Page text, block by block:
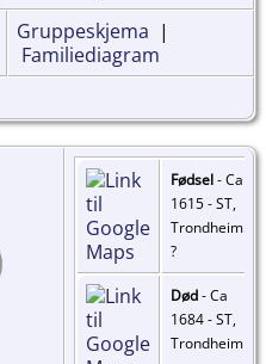
Gruppeskjema |
Familiediagram
Fødsel- Ca
1615 - ST,
Trondheim
?
Død- Ca
1684 - ST,
Trondheim